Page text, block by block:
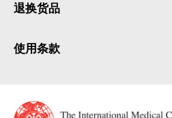
退换货品
使用条款